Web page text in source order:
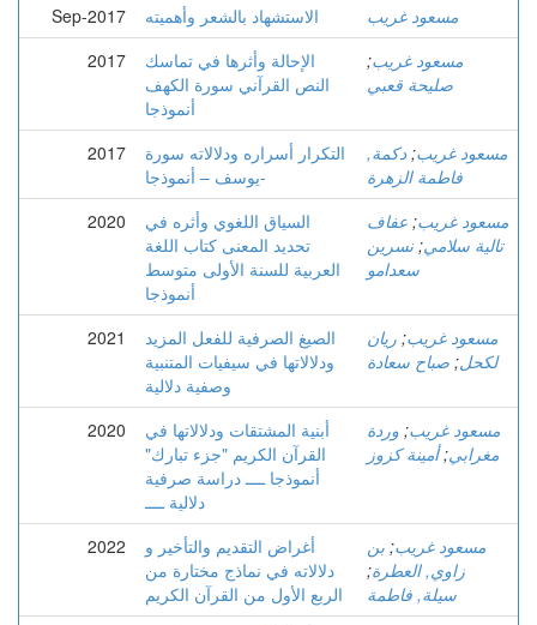
Sep-2017 الاستشهاد بالشعر وأهميته
مسعود غريب
2017
الإحالة وأثرها في تماسك
النص القرآني سورة الكهف
أنموذجا
مسعود غريب;
صليحة قعبي
2017
التكرار أسراره ودلالاته سورة
يوسف – أنموذجا-
مسعود غريب; دكمة,
فاطمة الزهرة
2020
السياق اللغوي وأثره في
تحديد المعنى كتاب اللغة
العربية للسنة الأولى متوسط
أنموذجا
مسعود غريب; عفاف
تالية سلامي;نسرين
سعدامو
2021
الصيغ الصرفية للفعل المزيد
ودلالاتها في سيفيات المتنبية
وصفية دلالية
مسعود غريب; ريان
لكحل; صباح سعادة
2020
أبنية المشتقات ودلالاتها في
القرآن الكريم "جزء تبارك"
أنموذجا ــــ دراسة صرفية
دلالية ــــ
مسعود غريب; وردة
مغرابي;أمينة كزوز
2022
أغراض التقديم والتأخير و
دلالاته في نماذج مختارة من
الربع الأول من القرآن الكريم
مسعود غريب; بن
زاوي, العطرة;
سيلة, فاطمة